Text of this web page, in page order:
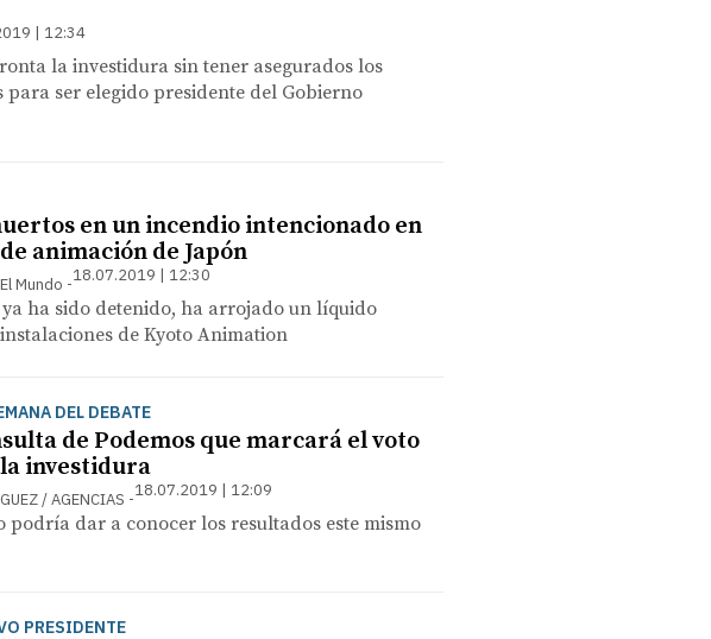
| 12:34
la investidura sin tener asegurados los
para ser elegido presidente del Gobierno
en un incendio intencionado en
animación de Japón
Mundo 18.07.2019 | 12:30
ha sido detenido, ha arrojado un líquido
de Kyoto Animation
DEL DEBATE
de Podemos que marcará el voto
investidura
/ AGENCIAS 18.07.2019 | 12:09
dar a conocer los resultados este mismo
PRESIDENTE